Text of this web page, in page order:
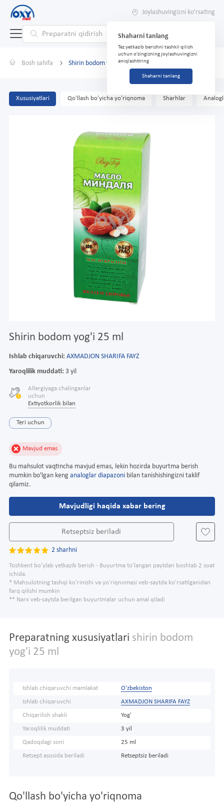
Joylashuvingizni ko'rsating
Shaharni tanlang
Tez yetkazib berishni tashkil qilish
uchun o'zingizning joylashuvingizni
aniqlashtiring
Shaharni tanlang
Bosh sahifa Shirin bodom yog'i 25 ml
Xususiyatlari Qo'llash bo'yicha yo'riqnoma Sharhlar
Shirin bodom yog'i 25 ml
Ishlab chiqaruvchi: AXMADJON SHARIFA FAYZ
Yaroqlilik muddati: 3 yil
Allergiyaga chalinganlar
uchun
Extiyotkorlik bilan
Teri uchun
Mavjud emas
Bu mahsulot vaqtincha mavjud emas, lekin hozirda buyurtma berish
mumkin bo'lgan keng analoglar diapazoni bilan tanishishingizni taklif
qilamiz.
Mavjudligi haqida xabar bering
Retseptsiz beriladi
2 sharhni
Toshkent bo'ylab yetkazib berish - Buyurtma to'langan paytdan boshlab 2 soat
ichida.
* Mahsulotning tashqi ko'rinishi va yo'riqnomasi veb-saytda ko'rsatilganidan
farq qilishi mumkin
** Narx veb-saytda berilgan buyurtmalar uchun amal qiladi
Preparatning xususiyatlari shirin bodom
yog'i 25 ml
Ishlab chiqaruvchi mamlakat O'zbekiston
Ishlab chiqaruvchi AXMADJON SHARIFA FAYZ
Chiqarilish shakli Yog'
Yaroqlilik muddati 3 yil
Qadoqdagi soni 25 ml
Retsept asosida beriladi Retseptsiz beriladi
Qo'llash bo'yicha yo'riqnoma